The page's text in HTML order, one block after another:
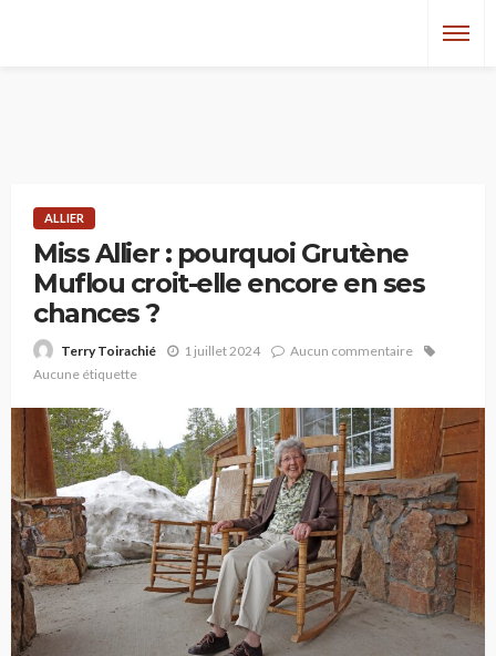
ALLIER
Miss Allier : pourquoi Grutène
Muflou croit-elle encore en ses
chances ?
Terry Toirachié 1 juillet 2024
Aucun commentaire
Aucune étiquette